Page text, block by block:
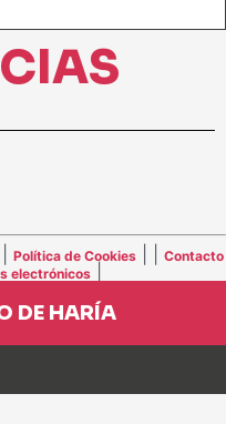
Política de Cookies Contacto
electrónicos|
DE HARÍA